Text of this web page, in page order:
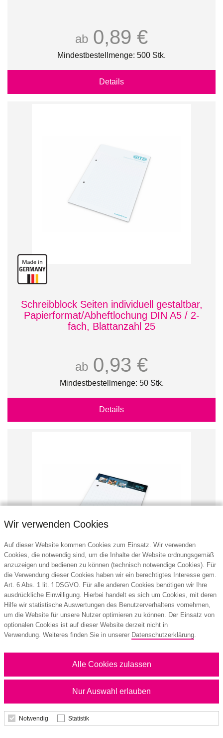
ab 0,89 €
Mindestbestellmenge: 500 Stk.
Details
Schreibblock Seiten individuell gestaltbar,
Papierformat/Abheftlochung DIN A5 / 2-
fach, Blattanzahl 25
ab 0,93 €
Mindestbestellmenge: 50 Stk.
Details
Schreibblock Seiten individuell gestaltbar,
Papierformat/Abheftlochung DIN A6 / 2-
fach, Blattanzahl 25
ab 0,66 €
Mindestbestellmenge: 50 Stk.
Wir verwenden Cookies
Auf dieser Website kommen Cookies zum Einsatz. Wir verwenden
Cookies, die notwendig sind, um die Inhalte der Website ordnungsgemäß
anzuzeigen und bedienen zu können (technisch notwendige Cookies). Für
die Verwendung dieser Cookies haben wir ein berechtigtes Interesse gem.
Art. 6 Abs. 1 lit. f DSGVO. Für alle anderen Cookies benötigen wir Ihre
ausdrückliche Einwilligung. Hierbei handelt es sich um Cookies, mit deren
Hilfe wir statistische Auswertungen des Benutzerverhaltens vornehmen,
um die Website für unsere Nutzer optimieren zu können. Der Einsatz von
optionalen Cookies ist auf dieser Website derzeit nicht in
Verwendung. Weiteres finden Sie in unserer Datenschutzerklärung.
Nur Auswahl erlauben
Alle Cookies zulassen
Notwendig Statistik